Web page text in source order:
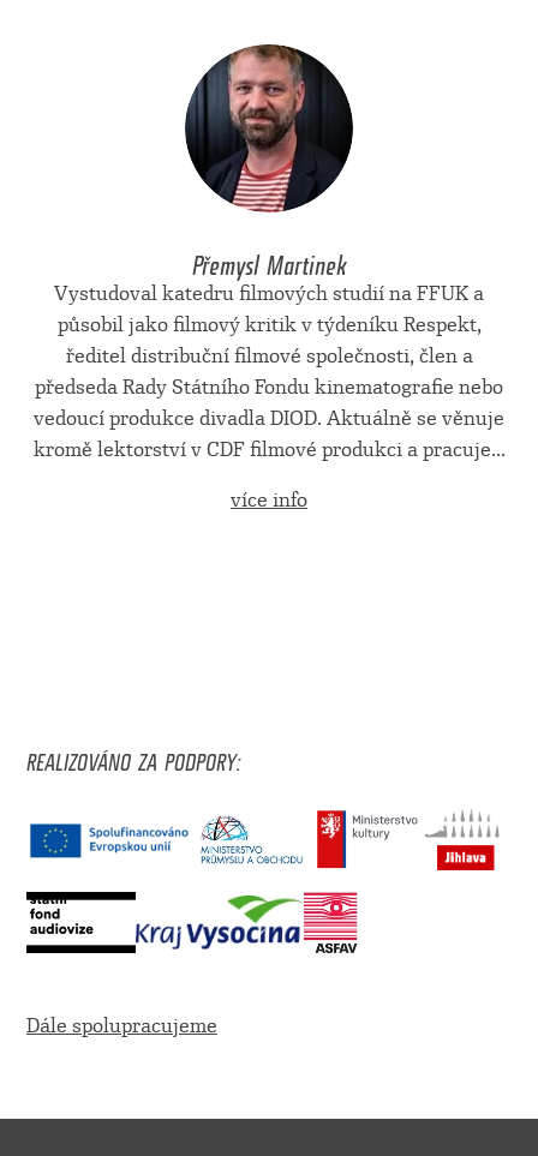
Přemysl Martinek
Vystudoval katedru filmových studií na FFUK a
působil jako filmový kritik v týdeníku Respekt,
ředitel distribuční filmové společnosti, člen a
předseda Rady Státního Fondu kinematografie nebo
vedoucí produkce divadla DIOD. Aktuálně se věnuje
kromě lektorství v CDF filmové produkci a pracuje...
více info
REALIZOVÁNO ZA PODPORY:
Dále spolupracujeme